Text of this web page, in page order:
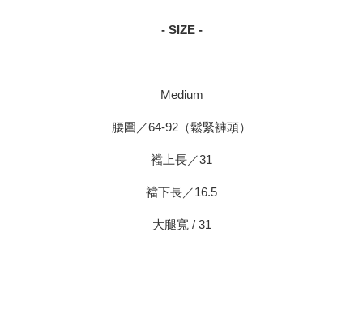
- SIZE -
Medium
腰圍／64-92（鬆緊褲頭）
襠上長／31
襠下長／16.5
大腿寬 / 31